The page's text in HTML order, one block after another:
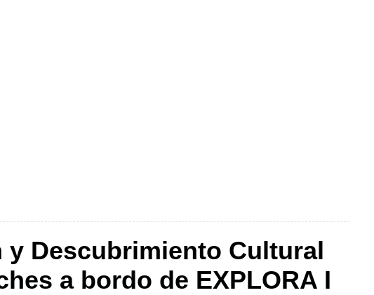
Descubrimiento Cultural
a bordo de EXPLORA I